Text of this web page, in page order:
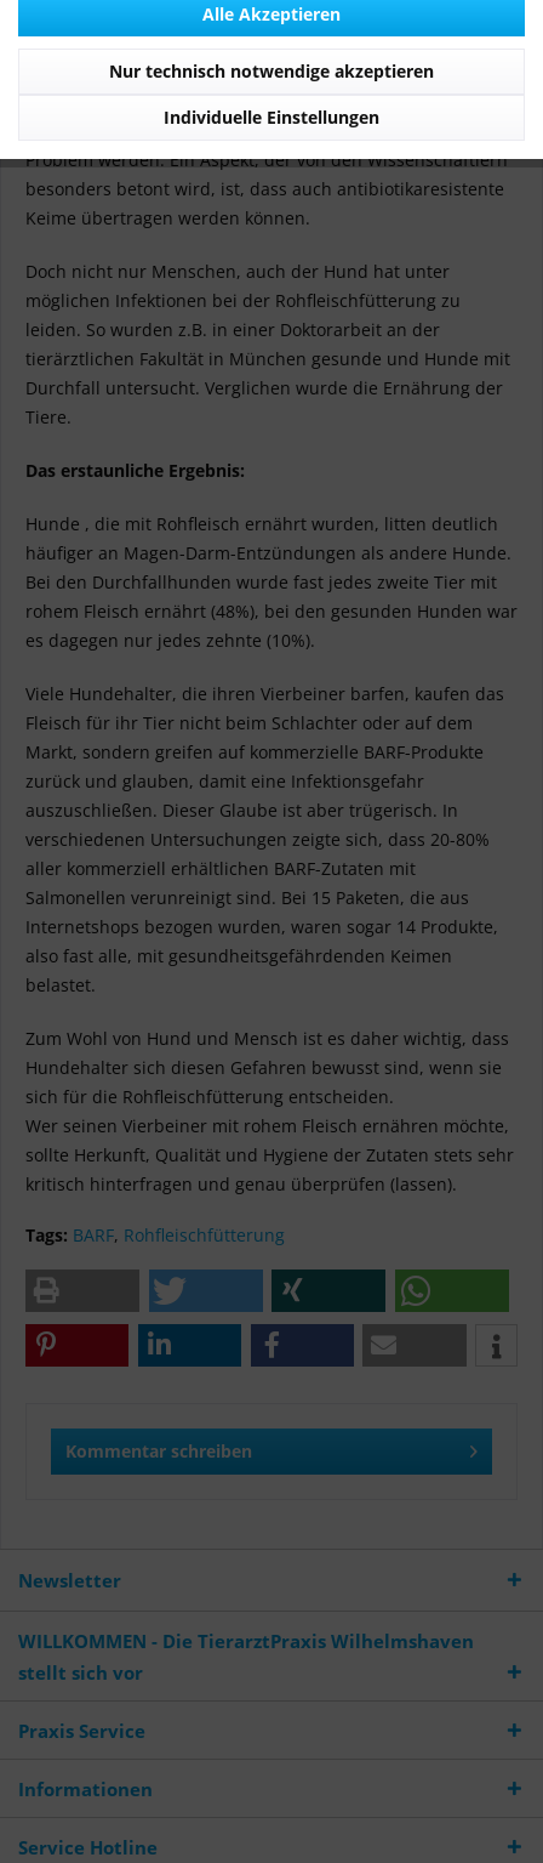
jedem dritten gebarften Hund Salmonellen im Kot
nachgewiesen.
Aber auch andere Erreger wie Kolibakterien und einzellige
übertragen und zu einem ernsthaften gesundheitlichen
Problem werden. Ein Aspekt, der von den Wissenschaftlern
besonders betont wird, ist, dass auch antibiotikaresistente
Keime übertragen werden können.
Doch nicht nur Menschen, auch der Hund hat unter
möglichen Infektionen bei der Rohfleischfütterung zu
leiden. So wurden z.B. in einer Doktorarbeit an der
tierärztlichen Fakultät in München gesunde und Hunde mit
Durchfall untersucht. Verglichen wurde die Ernährung der
Tiere.
Das erstaunliche Ergebnis:
Hunde , die mit Rohfleisch ernährt wurden, litten deutlich
häufiger an Magen-Darm-Entzündungen als andere Hunde.
Bei den Durchfallhunden wurde fast jedes zweite Tier mit
rohem Fleisch ernährt (48%), bei den gesunden Hunden war
es dagegen nur jedes zehnte (10%).
Viele Hundehalter, die ihren Vierbeiner barfen, kaufen das
Fleisch für ihr Tier nicht beim Schlachter oder auf dem
Markt, sondern greifen auf kommerzielle BARF-Produkte
zurück und glauben, damit eine Infektionsgefahr
auszuschließen. Dieser Glaube ist aber trügerisch. In
verschiedenen Untersuchungen zeigte sich, dass 20-80%
aller kommerziell erhältlichen BARF-Zutaten mit
Salmonellen verunreinigt sind. Bei 15 Paketen, die aus
Internetshops bezogen wurden, waren sogar 14 Produkte,
also fast alle, mit gesundheitsgefährdenden Keimen
belastet.
Zum Wohl von Hund und Mensch ist es daher wichtig, dass
Hundehalter sich diesen Gefahren bewusst sind, wenn sie
sich für die Rohfleischfütterung entscheiden.
Wer seinen Vierbeiner mit rohem Fleisch ernähren möchte,
sollte Herkunft, Qualität und Hygiene der Zutaten stets sehr
kritisch hinterfragen und genau überprüfen (lassen).
Tags: BARF, Rohfleischfütterung
Kommentar schreiben
Newsletter
WILLKOMMEN - Die TierarztPraxis Wilhelmshaven
stellt sich vor
Praxis Service
Informationen
Service Hotline
Individuelle Einstellungen
Nur technisch notwendige akzeptieren
Alle Akzeptieren